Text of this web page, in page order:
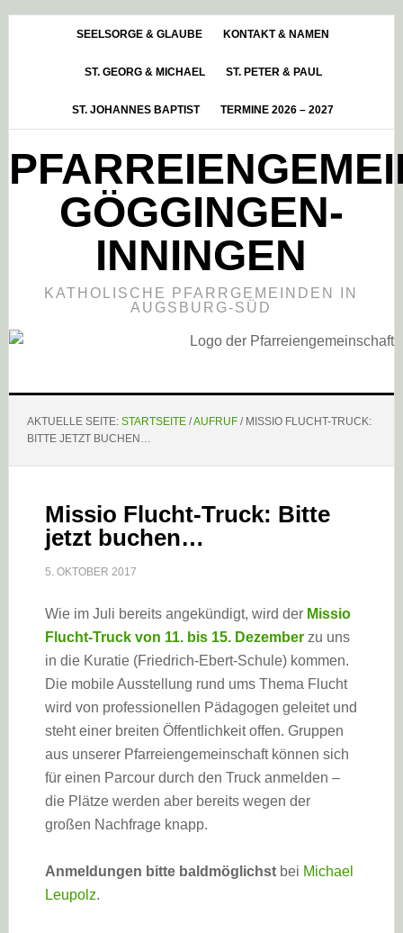
HauptsidebarSEELSORGE & GLAUBE KONTAKT & NAMEN
ST. GEORG & MICHAEL ST. PETER & PAUL
ST. JOHANNES BAPTIST TERMINE 2026 – 2027
GÖGGINGEN-
INNINGEN
KATHOLISCHE PFARRGEMEINDEN IN
AUGSBURG-SÜD
AKTUELLE SEITE: STARTSEITE /AUFRUF /MISSIO FLUCHT-TRUCK:
BITTE JETZT BUCHEN…
Missio Flucht-Truck: Bitte
jetzt buchen…
5. OKTOBER 2017
Wie im Juli bereits angekündigt, wird der Missio
Flucht-Truck von 11. bis 15. Dezember zu uns
in die Kuratie (Friedrich-Ebert-Schule) kommen.
Die mobile Ausstellung rund ums Thema Flucht
wird von professionellen Pädagogen geleitet und
steht einer breiten Öffentlichkeit offen. Gruppen
aus unserer Pfarreiengemeinschaft können sich
für einen Parcour durch den Truck anmelden –
die Plätze werden aber bereits wegen der
großen Nachfrage knapp.
Anmeldungen bitte baldmöglichst bei Michael
Leupolz.